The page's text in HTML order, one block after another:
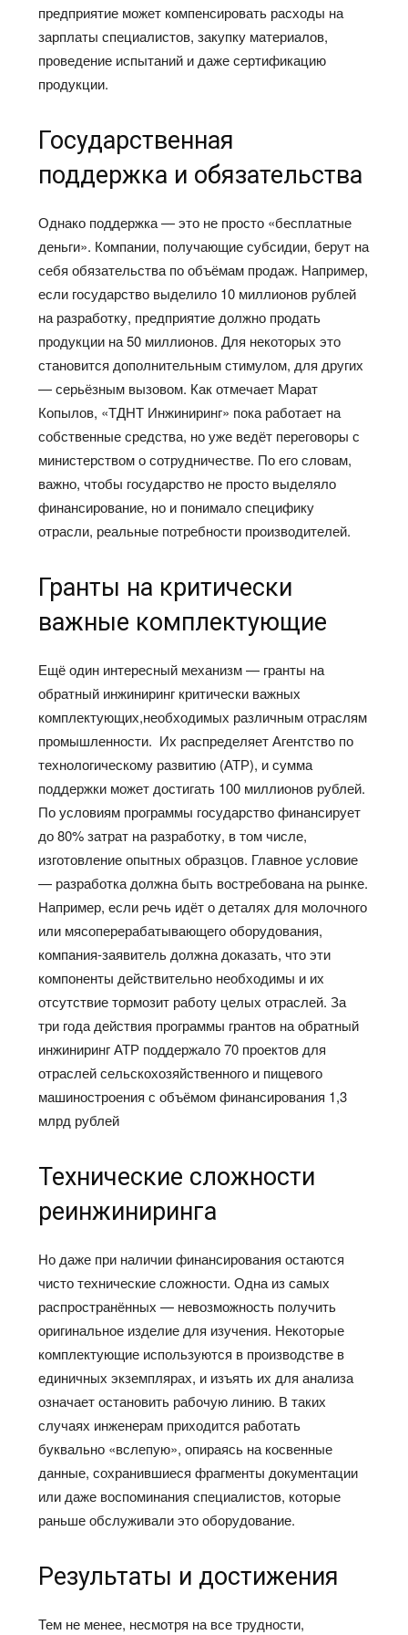
предприятие может компенсировать расходы на
зарплаты специалистов, закупку материалов,
проведение испытаний и даже сертификацию
продукции.
Государственная
поддержка и обязательства
Однако поддержка — это не просто «бесплатные
деньги». Компании, получающие субсидии, берут на
себя обязательства по объёмам продаж. Например,
если государство выделило 10 миллионов рублей
на разработку, предприятие должно продать
продукции на 50 миллионов. Для некоторых это
становится дополнительным стимулом, для других
— серьёзным вызовом. Как отмечает Марат
Копылов, «ТДНТ Инжиниринг» пока работает на
собственные средства, но уже ведёт переговоры с
министерством о сотрудничестве. По его словам,
важно, чтобы государство не просто выделяло
финансирование, но и понимало специфику
отрасли, реальные потребности производителей.
Гранты на критически
важные комплектующие
Ещё один интересный механизм — гранты на
обратный инжиниринг критически важных
комплектующих,необходимых различным отраслям
промышленности. Их распределяет Агентство по
технологическому развитию (АТР), и сумма
поддержки может достигать 100 миллионов рублей.
По условиям программы государство финансирует
до 80% затрат на разработку, в том числе,
изготовление опытных образцов. Главное условие
— разработка должна быть востребована на рынке.
Например, если речь идёт о деталях для молочного
или мясоперерабатывающего оборудования,
компания-заявитель должна доказать, что эти
компоненты действительно необходимы и их
отсутствие тормозит работу целых отраслей. За
три года действия программы грантов на обратный
инжиниринг АТР поддержало 70 проектов для
отраслей сельскохозяйственного и пищевого
машиностроения с объёмом финансирования 1,3
млрд рублей
Технические сложности
реинжиниринга
Но даже при наличии финансирования остаются
чисто технические сложности. Одна из самых
распространённых — невозможность получить
оригинальное изделие для изучения. Некоторые
комплектующие используются в производстве в
единичных экземплярах, и изъять их для анализа
означает остановить рабочую линию. В таких
случаях инженерам приходится работать
буквально «вслепую», опираясь на косвенные
данные, сохранившиеся фрагменты документации
или даже воспоминания специалистов, которые
раньше обслуживали это оборудование.
Результаты и достижения
Тем не менее, несмотря на все трудности,